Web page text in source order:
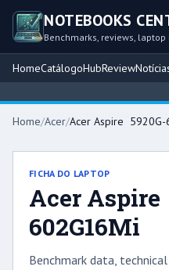
NOTEBOOKS
Benchmarks, reviews,
HomeCatálogoHubReview
Home/Acer/Acer Aspire 5920G-
FICHA DO LAPTOP
Acer Aspire
602G16Mi
Benchmark data,